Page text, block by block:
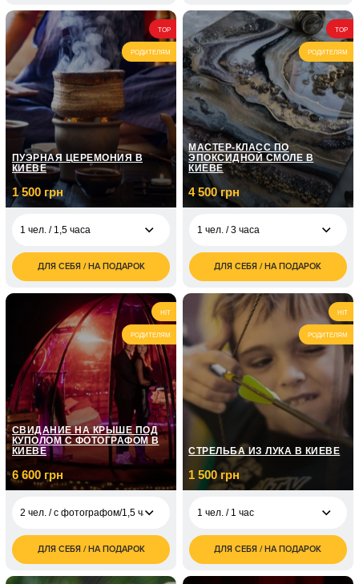
1 чел. / 8 занятий по
1 часу
4 350
грн
1 чел. / 12 занятий по
1 часу
7 150
грн
1 чел. / 3 занятия
2 100
грн
2 чел. / 1 час
800
грн
3 чел. / 1 час
1 200
грн
4 чел. / 1 час
1 600
TOP
РОДИТЕЛЯМ
ПУЭРНАЯ ЦЕРЕМОНИЯ В
КИЕВЕ
1 500 грн
1 чел. / 1,5 часа
1 500
грн
2 чел. / 1,5 часа
3 000
грн
ДЛЯ СЕБЯ / НА ПОДАРОК
TOP
РОДИТЕЛЯМ
МАСТЕР-КЛАСС ПО
ЭПОКСИДНОЙ СМОЛЕ В
КИЕВЕ
4 500 грн
1 чел. / 3 часа
4 500
грн
2 чел. / 3 часа
9 000
грн
ДЛЯ СЕБЯ / НА ПОДАРОК
HIT
РОДИТЕЛЯМ
СВИДАНИЕ НА КРЫШЕ ПОД
КУПОЛОМ С ФОТОГРАФОМ В
КИЕВЕ
6 600 грн
2 чел. / с фотографом/1,5 часа
2 чел. / с
фотографом/1,5 часа
грн
ДЛЯ СЕБЯ / НА ПОДАРОК
HIT
РОДИТЕЛЯМ
СТРЕЛЬБА ИЗ ЛУКА В КИЕВЕ
1 500 грн
1 чел. / 1 час
1 500
грн
ДЛЯ СЕБЯ / НА ПОДАРОК